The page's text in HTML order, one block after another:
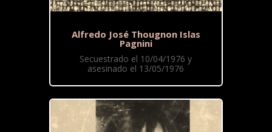
Alfredo José Thougnon Islas
Pagnini
Secuestrado el 10/04/1976 y
asesinado el 13/05/1976